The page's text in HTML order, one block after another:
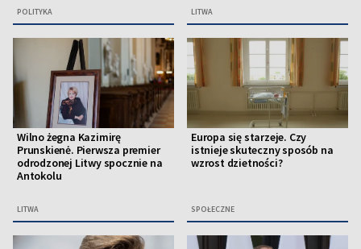
POLITYKA LITWA
Wilno żegna Kazimirę
Prunskienė. Pierwsza premier
odrodzonej Litwy spocznie na
Antokolu
LITWA
Europa się starzeje. Czy
istnieje skuteczny sposób na
wzrost dzietności?
SPOŁECZNE